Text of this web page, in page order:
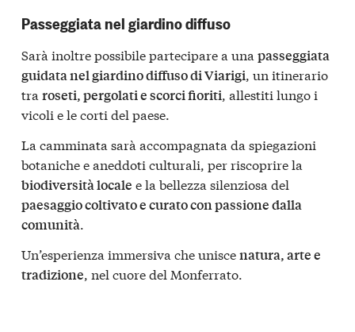
Passeggiata nel giardino diffuso
Sarà inoltre possibile partecipare a una passeggiata
guidata nel giardino diffuso di Viarigi, un itinerario
tra roseti, pergolati e scorci fioriti, allestiti lungo i
vicoli e le corti del paese.
La camminata sarà accompagnata da spiegazioni
botaniche e aneddoti culturali, per riscoprire la
biodiversità locale e la bellezza silenziosa del
paesaggio coltivato e curato con passione dalla
comunità.
Un’esperienza immersiva che uniscenatura, arte e
tradizione , nel cuore del Monferrato.